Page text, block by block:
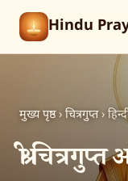
Hindu
मुख्य पृष्ठ › चित्रगुप्त ›
श्री